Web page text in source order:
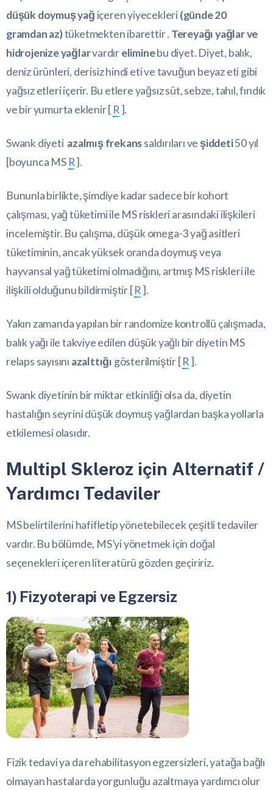
düşük doymuş yağ içeren yiyecekleri(günde 20
gramdan az)tüketmekten ibarettir . Tereyağı yağlar ve
hidrojenize yağlarvardıreliminebu diyet. Diyet, balık,
deniz ürünleri, derisiz hindi eti ve tavuğun beyaz eti gibi
yağsız etleri içerir. Bu etlere yağsız süt, sebze, tahıl, fındık
ve bir yumurta eklenir [ R ].
Swank diyeti azalmış frekanssaldırıları veşiddeti50 yıl
[boyunca MS R].
Bununla birlikte, şimdiye kadar sadece bir kohort
çalışması, yağ tüketimi ile MS riskleri arasındaki ilişkileri
incelemiştir. Bu çalışma, düşük omega-3 yağ asitleri
tüketiminin, ancak yüksek oranda doymuş veya
hayvansal yağ tüketimi olmadığını, artmış MS riskleri ile
ilişkili olduğunu bildirmiştir [R ].
Yakın zamanda yapılan bir randomize kontrollü çalışmada,
balık yağı ile takviye edilen düşük yağlı bir diyetin MS
relaps sayısını azalttığı gösterilmiştir [R ].
Swank diyetinin bir miktar etkinliği olsa da, diyetin
hastalığın seyrini düşük doymuş yağlardan başka yollarla
etkilemesi olasıdır.
Multipl Skleroz için Alternatif /
Yardımcı Tedaviler
MS belirtilerini hafifletip yönetebilecek çeşitli tedaviler
vardır. Bu bölümde, MS’yi yönetmek için doğal
seçenekleri içeren literatürü gözden geçiririz.
1) Fizyoterapi ve Egzersiz
Fizik tedavi ya da rehabilitasyon egzersizleri, yatağa bağlı
olmayan hastalarda yorgunluğu azaltmaya yardımcı olur